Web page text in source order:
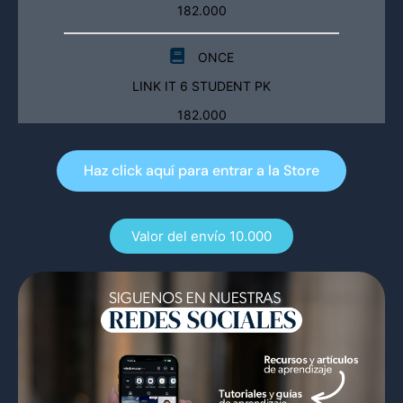
182.000
ONCE
LINK IT 6 STUDENT PK
182.000
Haz click aquí para entrar a la Store
Valor del envío 10.000